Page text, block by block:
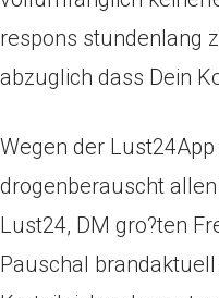
respons stundenlang
abzuglich dass Dein
Wegen der
drogenberauscht
Lust24, DM gro?ten
Pauschal